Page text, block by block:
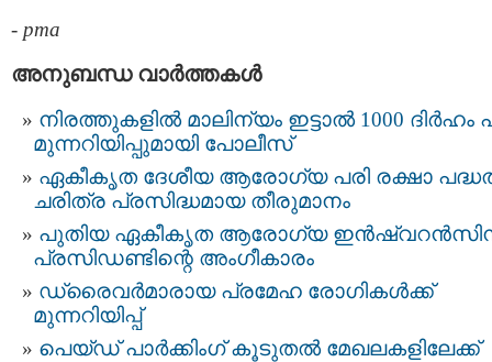
- pma
അനുബന്ധ വാര്‍ത്തകള്‍
നിരത്തുകളിൽ മാലിന്യം ഇട്ടാൽ 1000 ദിർഹം
മുന്നറിയിപ്പുമായി പോലീസ്
ഏകീകൃത ദേശീയ ആരോഗ്യ പരി രക്ഷാ
ചരിത്ര പ്രസിദ്ധമായ തീരുമാനം
പുതിയ ഏകീകൃത ആരോഗ്യ
പ്രസിഡണ്ടിന്റെ അംഗീകാരം
ഡ്രൈവർമാരായ പ്രമേഹ രോഗികൾക്ക്
മുന്നറിയിപ്പ്
പെയ്ഡ് പാർക്കിംഗ് കൂടുതൽ മേഖലകളിലേക്ക്